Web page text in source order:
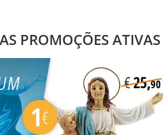
PROMOÇÕES ATIVAS